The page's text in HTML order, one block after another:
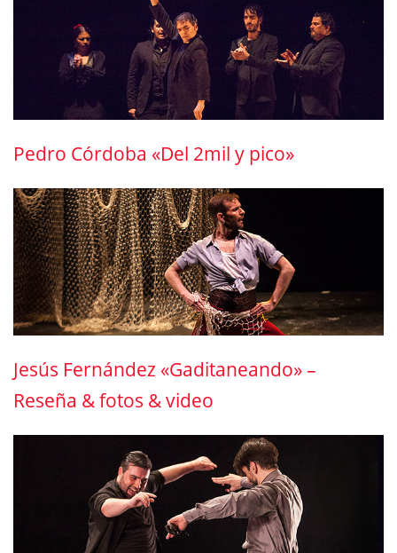
Pedro Córdoba «Del 2mil y pico»
Jesús Fernández «Gaditaneando» –
Reseña & fotos & video